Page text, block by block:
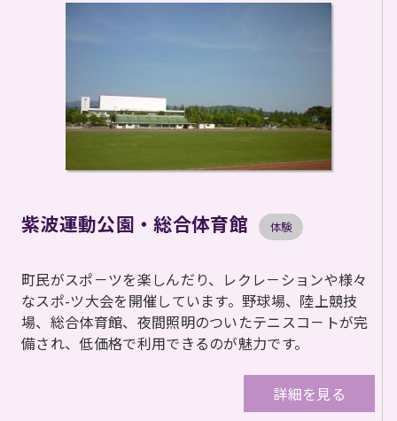
紫波運動公園・総合体育館 体験
町民がスポ－ツを楽しんだり、レクレ－ションや様々
なスポ-ツ大会を開催しています。野球場、陸上競技
場、総合体育館、夜間照明のついたテニスコ－トが完
備され、低価格で利用できるのが魅力です。
詳細を見る